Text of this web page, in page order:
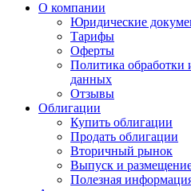
О компании
Юридические
Тарифы
Оферты
Политика обработки
данных
Отзывы
Облигации
Купить облигации
Продать облигации
Вторичный рынок
Выпуск и
Полезная